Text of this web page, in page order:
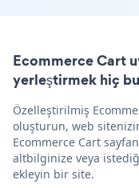
Ecommerce Cart
yerleştirmek hiç
Özelleştirilmiş
oluşturun, web
Ecommerce Cart
altbilginize veya
ekleyin bir site.